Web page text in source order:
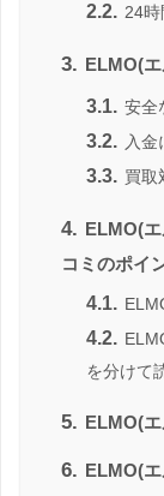
2.2. 24時
3. ELMO(
3.1. 安全
3.2. 入
3.3. 買取
4. ELMO(
コミのポイ
4.1.
4.2.
を分けて
5. ELMO(
6. ELMO(